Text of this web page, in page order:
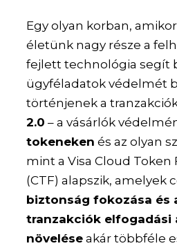
Egy olyan korban,
életünk nagy része a
fejlett technológia segít
ügyféladatok védelmét
történjenek a
2.0 – a vásárlók
tokeneken és az olyan
mint a Visa Cloud Token
(CTF) alapszik, amelyek
biztonság fokozása és
tranzakciók elfogadási
növelése akár többféle